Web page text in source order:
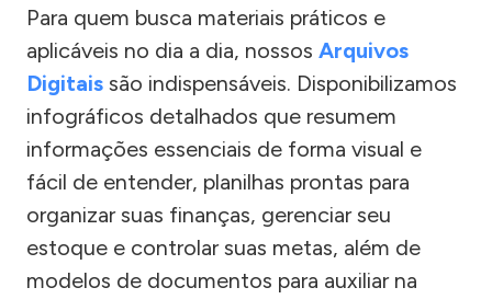
Para quem busca materiais práticos e
aplicáveis no dia a dia, nossos Arquivos
Digitais são indispensáveis. Disponibilizamos
infográficos detalhados que resumem
informações essenciais de forma visual e
fácil de entender, planilhas prontas para
organizar suas finanças, gerenciar seu
estoque e controlar suas metas, além de
modelos de documentos para auxiliar na